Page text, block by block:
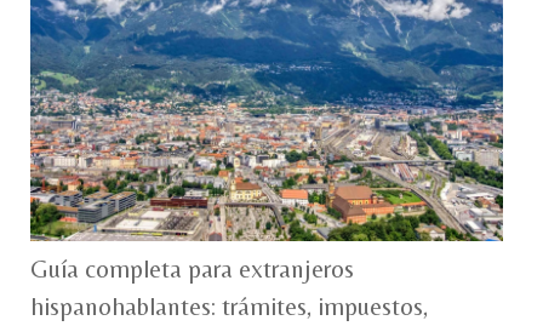
Guía completa para extranjeros
hispanohablantes: trámites, impuestos,